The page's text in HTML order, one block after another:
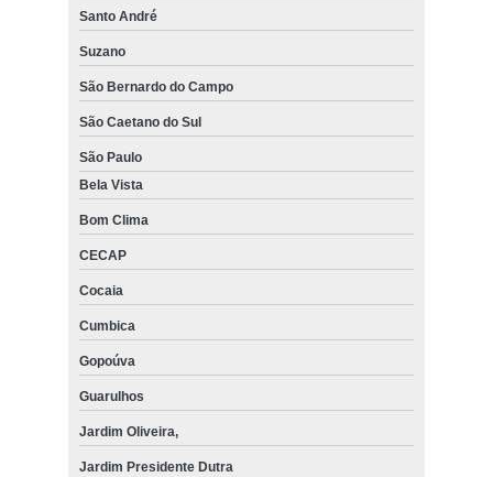
Santo André
Suzano
São Bernardo do Campo
São Caetano do Sul
São Paulo
Bela Vista
Bom Clima
CECAP
Cocaia
Cumbica
Gopoúva
Guarulhos
Jardim Oliveira,
Jardim Presidente Dutra